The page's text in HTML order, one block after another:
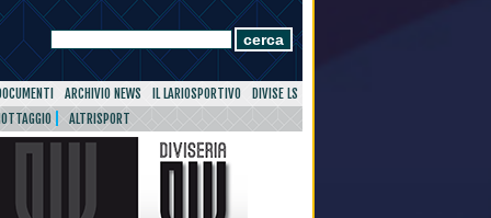
ARCHIVIO NEWS IL LARIOSPORTIVO
DIVISE LS
ALTRISPORT